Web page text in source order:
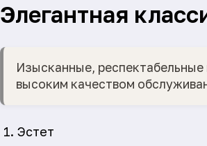
Элегантная
Изысканные,
высоким качеством
Эстет